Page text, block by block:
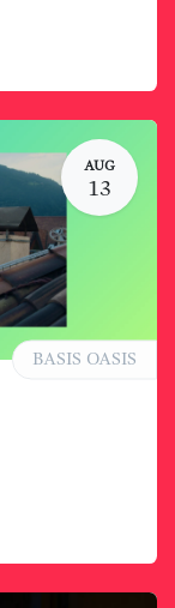
AUG
13
BASIS OASIS